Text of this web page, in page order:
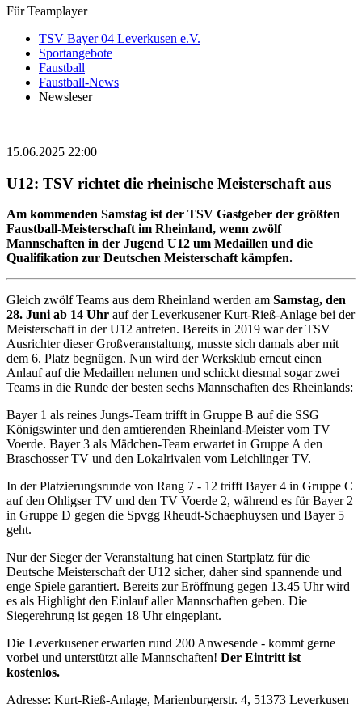
Für Teamplayer
TSV Bayer 04 Leverkusen e.V.
Sportangebote
Faustball
Faustball-News
Newsleser
15.06.2025 22:00
U12: TSV richtet die rheinische Meisterschaft aus
Am kommenden Samstag ist der TSV Gastgeber der größten
Faustball-Meisterschaft im Rheinland, wenn zwölf
Mannschaften in der Jugend U12 um Medaillen und die
Qualifikation zur Deutschen Meisterschaft kämpfen.
Gleich zwölf Teams aus dem Rheinland werden am Samstag, den
28. Juni ab 14 Uhr auf der Leverkusener Kurt-Rieß-Anlage bei der
Meisterschaft in der U12 antreten. Bereits in 2019 war der TSV
Ausrichter dieser Großveranstaltung, musste sich damals aber mit
dem 6. Platz begnügen. Nun wird der Werksklub erneut einen
Anlauf auf die Medaillen nehmen und schickt diesmal sogar zwei
Teams in die Runde der besten sechs Mannschaften des Rheinlands:
Bayer 1 als reines Jungs-Team trifft in Gruppe B auf die SSG
Königswinter und den amtierenden Rheinland-Meister vom TV
Voerde. Bayer 3 als Mädchen-Team erwartet in Gruppe A den
Braschosser TV und den Lokalrivalen vom Leichlinger TV.
In der Platzierungsrunde von Rang 7 - 12 trifft Bayer 4 in Gruppe C
auf den Ohligser TV und den TV Voerde 2, während es für Bayer 2
in Gruppe D gegen die Spvgg Rheudt-Schaephuysen und Bayer 5
geht.
Nur der Sieger der Veranstaltung hat einen Startplatz für die
Deutsche Meisterschaft der U12 sicher, daher sind spannende und
enge Spiele garantiert. Bereits zur Eröffnung gegen 13.45 Uhr wird
es als Highlight den Einlauf aller Mannschaften geben. Die
Siegerehrung ist gegen 18 Uhr eingeplant.
Die Leverkusener erwarten rund 200 Anwesende - kommt gerne
vorbei und unterstützt alle Mannschaften! Der Eintritt ist
kostenlos.
Adresse: Kurt-Rieß-Anlage, Marienburgerstr. 4, 51373 Leverkusen